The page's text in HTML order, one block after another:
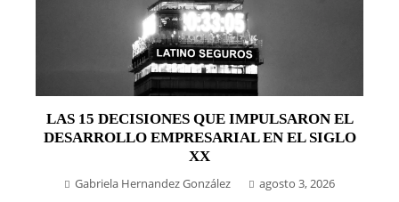
LAS 15 DECISIONES QUE IMPULSARON EL
DESARROLLO EMPRESARIAL EN EL SIGLO
XX
Gabriela Hernandez González agosto 3, 2026